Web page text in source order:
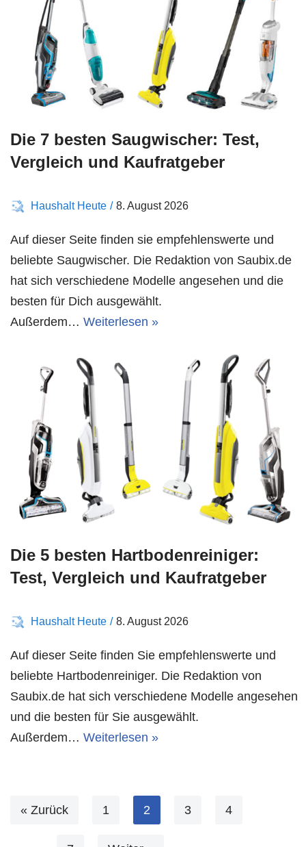
Die 7 besten Saugwischer: Test,
Vergleich und Kaufratgeber
Haushalt Heute 8. August 2026
Auf dieser Seite finden sie empfehlenswerte und
beliebte Saugwischer. Die Redaktion von Saubix.de
hat sich verschiedene Modelle angesehen und die
besten für Dich ausgewählt.
Außerdem… Weiterlesen »
Die 5 besten Hartbodenreiniger:
Test, Vergleich und Kaufratgeber
Haushalt Heute 8. August 2026
Auf dieser Seite finden Sie empfehlenswerte und
beliebte Hartbodenreiniger. Die Redaktion von
Saubix.de hat sich verschiedene Modelle angesehen
und die besten für Sie ausgewählt.
Außerdem… Weiterlesen »
« Zurück 1 2 3 4